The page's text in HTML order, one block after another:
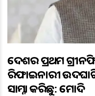
ଦେଶର ପ୍ରଥମ
ରିଫାଇନାରୀ
ସାମ୍ନା କରିଛୁ: ମୋଦି